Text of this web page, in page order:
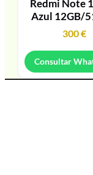
Redmi Note
Azul 12GB/
300€
Consultar